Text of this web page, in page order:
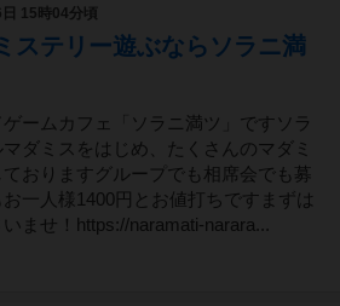
15時04分頃
ステリー遊ぶならソラニ満
ームカフェ「ソラニ満ツ」ですソラ
ダミスをはじめ、たくさんのマダミ
おりますグループでも相席会でも募
一人様1400円とお値打ちですまずは
ませ！https://naramati-narara...